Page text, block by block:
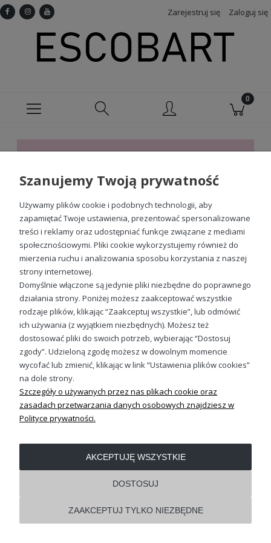
Zarejestruj się Zaloguj się
Ten produkt jest niedostępny.
OBSŁUGA KLIENTA
REGULAMINY
Sprawdź nasze social media
Pokaż pełną wersję strony
Szanujemy Twoją prywatność
Używamy plików cookie i podobnych technologii, aby
zapamiętać Twoje ustawienia, prezentować spersonalizowane
treści i reklamy oraz udostępniać funkcje związane z mediami
społecznościowymi. Pliki cookie wykorzystujemy również do
mierzenia ruchu i analizowania sposobu korzystania z naszej
strony internetowej.
Domyślnie włączone są jedynie pliki niezbędne do poprawnego
działania strony. Poniżej możesz zaakceptować wszystkie
rodzaje plików, klikając “Zaakceptuj wszystkie”, lub odmówić
ich używania (z wyjątkiem niezbędnych). Możesz też
dostosować pliki do swoich potrzeb, wybierając “Dostosuj
zgody”. Udzieloną zgodę możesz w dowolnym momencie
wycofać lub zmienić, klikając w link “Ustawienia plików cookies”
na dole strony.
Szczegóły o używanych przez nas plikach cookie oraz
zasadach przetwarzania danych osobowych znajdziesz w
Polityce prywatności.
ZAAKCEPTUJ TYLKO NIEZBĘDNE
DOSTOSUJ
AKCEPTUJĘ WSZYSTKIE